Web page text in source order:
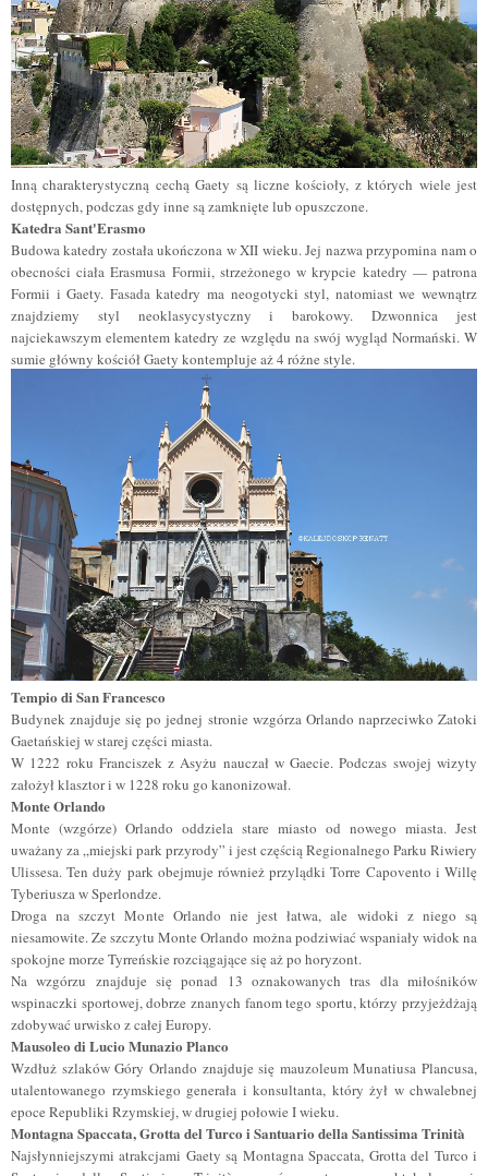
Inną charakterystyczną cechą Gaety są liczne kościoły, z których wiele jest
dostępnych, podczas gdy inne są zamknięte lub opuszczone.
Katedra Sant'Erasmo
Budowa katedry została ukończona w XII wieku. Jej nazwa przypomina nam o
obecności ciała Erasmusa Formii, strzeżonego w krypcie katedry — patrona
Formii i Gaety. Fasada katedry ma neogotycki styl, natomiast we wewnątrz
znajdziemy styl neoklasycystyczny i barokowy. Dzwonnica jest
najciekawszym elementem katedry ze względu na swój wygląd Normański. W
sumie główny kościół Gaety kontempluje aż 4 różne style.
Tempio di San Francesco
Budynek znajduje się po jednej stronie wzgórza Orlando naprzeciwko Zatoki
Gaetańskiej w starej części miasta.
W 1222 roku Franciszek z Asyżu nauczał w Gaecie. Podczas swojej wizyty
założył klasztor i w 1228 roku go kanonizował.
Monte Orlando
Monte (wzgórze) Orlando oddziela stare miasto od nowego miasta. Jest
uważany za „miejski park przyrody” i jest częścią Regionalnego Parku Riwiery
Ulissesa. Ten duży park obejmuje również przylądki Torre Capovento i Willę
Tyberiusza w Sperlondze.
Droga na szczyt Monte Orlando nie jest łatwa, ale widoki z niego są
niesamowite. Ze szczytu Monte Orlando można podziwiać wspaniały widok na
spokojne morze Tyrreńskie rozciągające się aż po horyzont.
Na wzgórzu znajduje się ponad 13 oznakowanych tras dla miłośników
wspinaczki sportowej, dobrze znanych fanom tego sportu, którzy przyjeżdżają
zdobywać urwisko z całej Europy.
Mausoleo di Lucio Munazio Planco
Wzdłuż szlaków Góry Orlando znajduje się mauzoleum Munatiusa Plancusa,
utalentowanego rzymskiego generała i konsultanta, który żył w chwalebnej
epoce Republiki Rzymskiej, w drugiej połowie I wieku.
Montagna Spaccata, Grotta del Turco i Santuario della Santissima Trinità
Najsłynniejszymi atrakcjami Gaety są Montagna Spaccata, Grotta del Turco i